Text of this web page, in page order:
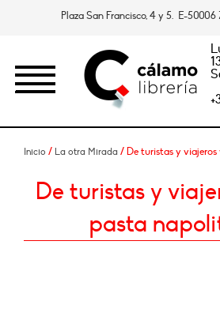
Plaza San Francisco, 4 y 5. E-50006
Inicio / La otra Mirada / De turistas y
De turistas y
pasta